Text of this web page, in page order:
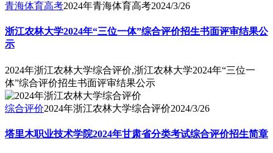
青海体育高考2024年青海体育高考2024/3/26
浙江农林大学2024年“三位一体”综合评价招生书面评审结果公
示
2024年浙江农林大学综合评价,浙江农林大学2024年“三位一
体”综合评价招生书面评审结果公示
综合评价2024年浙江农林大学综合评价2024/3/26
塔里木职业技术学院2024年甘肃省分类考试综合评价招生简章